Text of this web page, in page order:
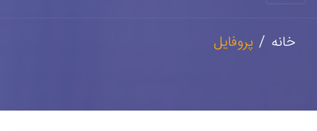
خانه پروفایل